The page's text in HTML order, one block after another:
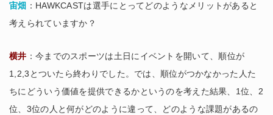
宙畑 ：HAWKCASTは選手にとってどのようなメリットがあると
考えられていますか？
横井 ：今までのスポーツは土日にイベントを開いて、順位が
1,2,3とついたら終わりでした。では、順位がつかなかった人た
ちにどういう価値を提供できるかというのを考えた結果、1位、2
位、3位の人と何がどのように違って、どのような課題があるの